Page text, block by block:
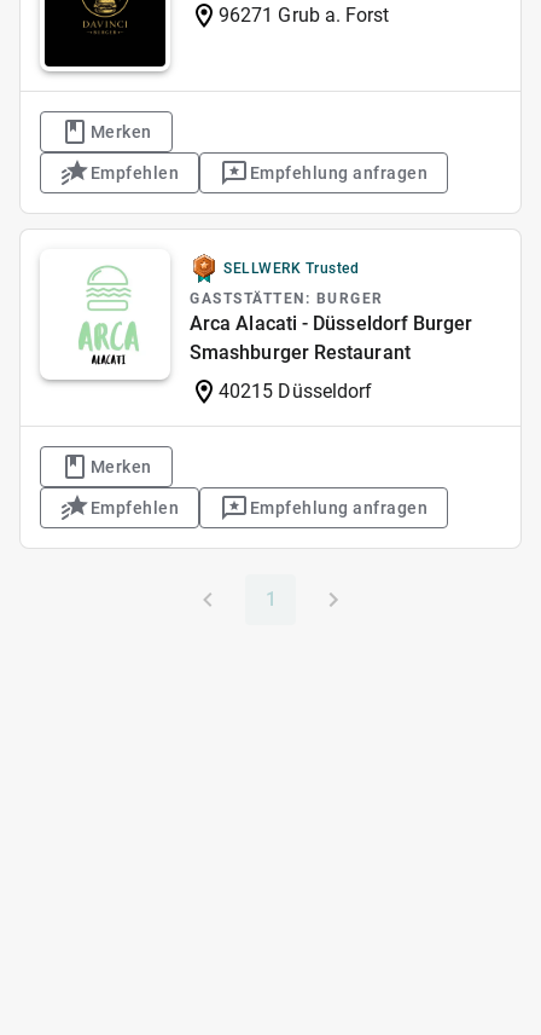
96271 Grub a. Forst
Merken
Empfehlen Empfehlung anfragen
SELLWERK Trusted
GASTSTÄTTEN: BURGER
Arca Alacati - Düsseldorf Burger
Smashburger Restaurant
40215 Düsseldorf
Merken
Empfehlen Empfehlung anfragen
1